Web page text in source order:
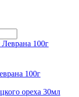
100г